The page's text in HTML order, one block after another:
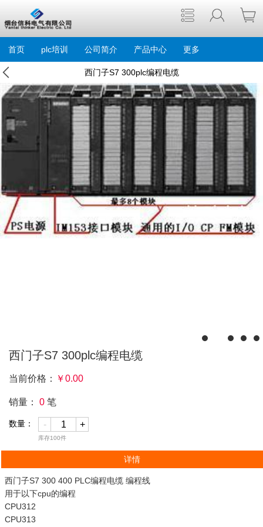
首页 plc培训 公司简介 产品中心 更多
西门子S7 300plc编程电缆
西门子S7 300plc编程电缆
当前价格： ￥0.00
销量： 0 笔
数量： - +
库存100件
详情
西门子S7 300 400 PLC编程电缆 编程线
用于以下cpu的编程
CPU312
CPU313